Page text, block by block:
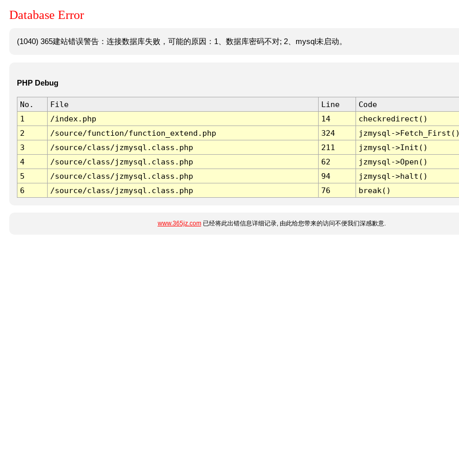
Database Error
(1040) 365建站错误警告：连接数据库失败，可能的原因：1、数据库密码不对; 2、mysql未启动。
PHP Debug
No. File Line
Code
1
/index.php 14
checkredirect()
2
/source/function/function_extend.php 324
jzmysql-
3
/source/class/jzmysql.class.php 211
jzmysql->Init()
4
/source/class/jzmysql.class.php 62
jzmysql->Open()
5
/source/class/jzmysql.class.php 94
jzmysql->halt()
6
/source/class/jzmysql.class.php 76 break()
www.365jz.com已经将此出错信息详细记录, 由此给您带来的访问不便我们深感歉意.